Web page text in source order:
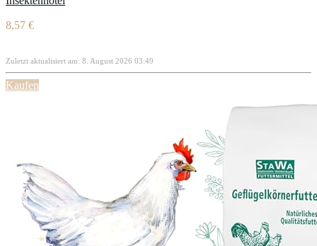
8,57 €
Zuletzt aktualisiert am: 8. August 2026 03:49
Kaufen